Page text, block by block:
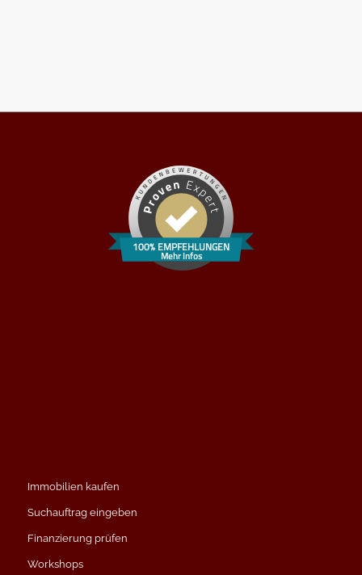
100% EMPFEHLUNGEN
Mehr Infos
Immobilien kaufen
Suchauftrag eingeben
Finanzierung prüfen
Workshops